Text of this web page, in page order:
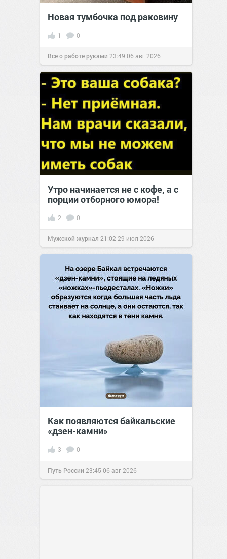
Новая тумбочка под раковину
1 0
Все о работе руками 23:49 06 авг 2026
Утро начинается не с кофе, а с
порции отборного юмора!
2 0
Мужской журнал 21:02 29 июл 2026
Как появляются байкальские
«дзен-камни»
3 0
Путь России 23:45 06 авг 2026